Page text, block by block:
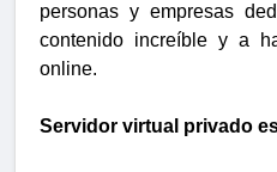
personas y empresas
contenido increíble y a
online.
Servidor virtual privado